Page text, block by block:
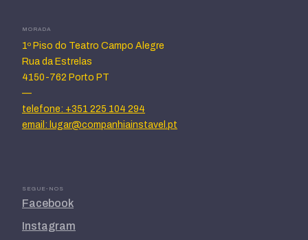
MORADA
1º Piso do Teatro Campo Alegre
Rua da Estrelas
4150-762 Porto PT
—
telefone: +351 225 104 294
email: lugar@companhiainstavel.pt
SEGUE-NOS
Facebook
Instagram